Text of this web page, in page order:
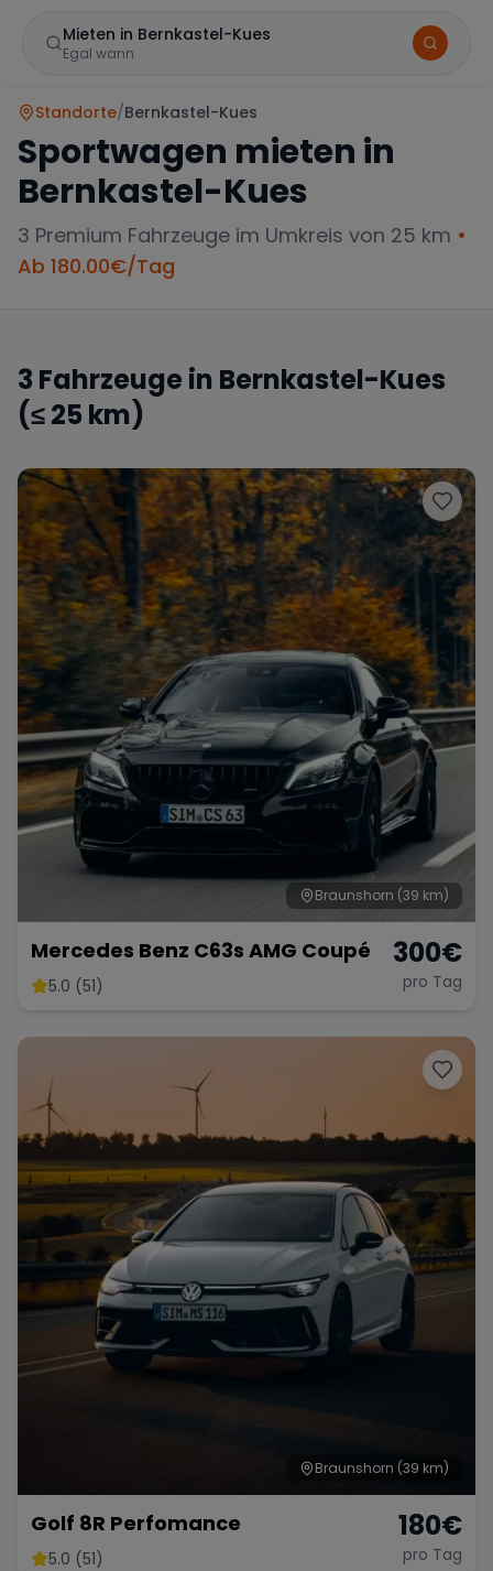
Mieten in Bernkastel-Kues
Egal wann
Mercedes
Porsche Lamborghini
McLaren Ford Jaguar
Tesla Chevrolet Dodge
Bentley Aston Martin
Maserati
Wann
Zeitraum wählen
Standorte/Bernkastel-Kues
Sportwagen mieten in
Bernkastel-Kues
3 Premium Fahrzeuge im Umkreis von 25 km •
Ab 180.00€/Tag
3 Fahrzeuge in Bernkastel-Kues
(≤ 25 km)
Braunshorn (39 km)
Mercedes Benz C63s AMG Coupé
5.0 (51)
300€
pro Tag
Braunshorn (39 km)
Golf 8R Perfomance
5.0 (51)
180€
pro Tag